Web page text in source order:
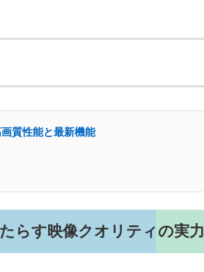
質性能と最新機能
らす映像クオリティの実力